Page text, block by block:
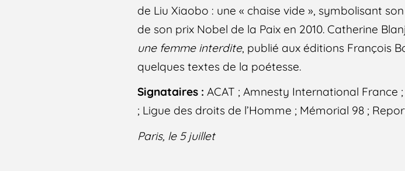
de Liu Xiaobo : une « chaise vide », symbolisant
de son prix Nobel de la Paix en 2010. Catherine
une femme interdite, publié aux éditions François
quelques textes de la poétesse.
Signataires : ACAT ; Amnesty International France
; Ligue des droits de l’Homme ; Mémorial 98 ;
Paris, le 5 juillet